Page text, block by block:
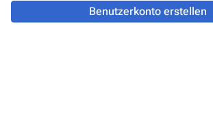
Benutzerkonto erstellen